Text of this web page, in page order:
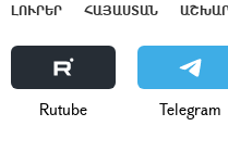
ԼՈՒՐԵՐ ՀԱՅԱՍՏԱՆ
Rutube Telegram